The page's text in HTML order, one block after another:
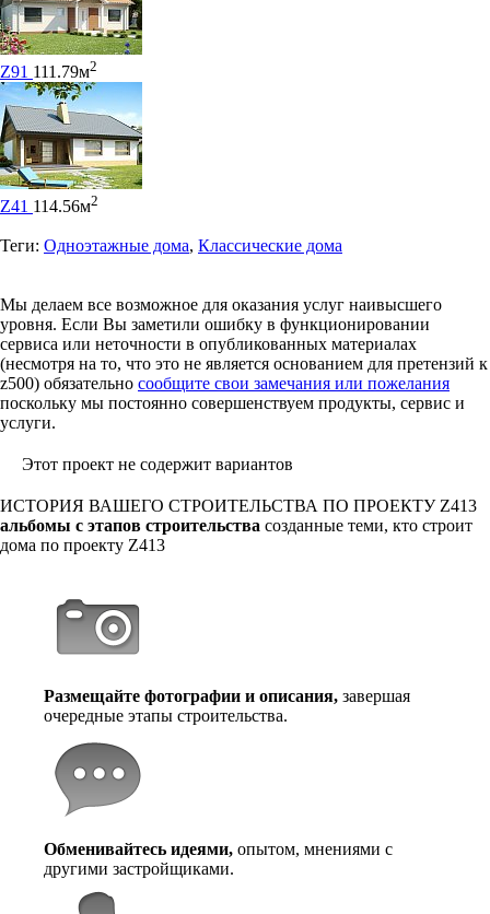
Z91 111.79м2
Z41 114.56м2
Теги: Одноэтажные дома, Классические дома
Мы делаем все возможное для оказания услуг наивысшего
уровня. Если Вы заметили ошибку в функционировании
сервиса или неточности в опубликованных материалах
(несмотря на то, что это не является основанием для претензий к
z500) обязательно сообщите свои замечания или пожелания
поскольку мы постоянно совершенствуем продукты, сервис и
услуги.
Этот проект не содержит вариантов
ИСТОРИЯ ВАШЕГО СТРОИТЕЛЬСТВА ПО ПРОЕКТУ Z413
альбомы с этапов строительства созданные теми, кто строит
дома по проекту Z413
Размещайте фотографии и описания, завершая
очередные этапы строительства.
Обменивайтесь идеями, опытом, мнениями с
другими застройщиками.